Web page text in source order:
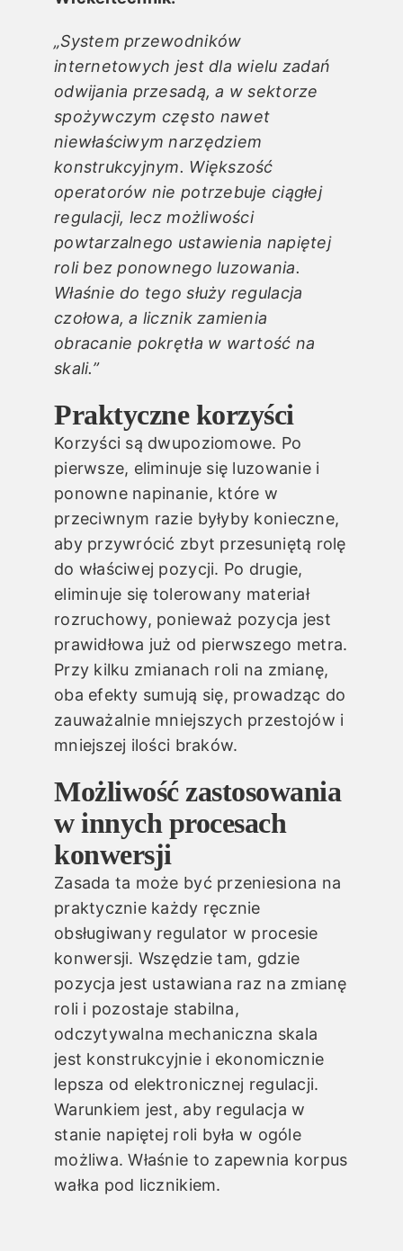
„System przewodników
internetowych jest dla wielu zadań
odwijania przesadą, a w sektorze
spożywczym często nawet
niewłaściwym narzędziem
konstrukcyjnym. Większość
operatorów nie potrzebuje ciągłej
regulacji, lecz możliwości
powtarzalnego ustawienia napiętej
roli bez ponownego luzowania.
Właśnie do tego służy regulacja
czołowa, a licznik zamienia
obracanie pokrętła w wartość na
skali.”
Praktyczne korzyści
Korzyści są dwupoziomowe. Po
pierwsze, eliminuje się luzowanie i
ponowne napinanie, które w
przeciwnym razie byłyby konieczne,
aby przywrócić zbyt przesuniętą rolę
do właściwej pozycji. Po drugie,
eliminuje się tolerowany materiał
rozruchowy, ponieważ pozycja jest
prawidłowa już od pierwszego metra.
Przy kilku zmianach roli na zmianę,
oba efekty sumują się, prowadząc do
zauważalnie mniejszych przestojów i
mniejszej ilości braków.
Możliwość zastosowania
w innych procesach
konwersji
Zasada ta może być przeniesiona na
praktycznie każdy ręcznie
obsługiwany regulator w procesie
konwersji. Wszędzie tam, gdzie
pozycja jest ustawiana raz na zmianę
roli i pozostaje stabilna,
odczytywalna mechaniczna skala
jest konstrukcyjnie i ekonomicznie
lepsza od elektronicznej regulacji.
Warunkiem jest, aby regulacja w
stanie napiętej roli była w ogóle
możliwa. Właśnie to zapewnia korpus
wałka pod licznikiem.